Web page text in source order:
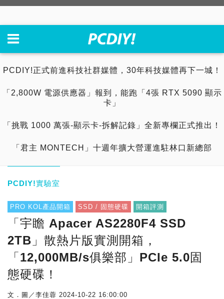
PCDIY!正式前進科技社群媒體，30年科技媒體再下一城！
「2,800W 電源供應器」報到，能跑「4張 RTX 5090 顯示
卡」
「挑戰 1000 萬張-顯示卡-拆解記錄」全新專欄正式推出！
「君主 MONTECH」十週年擴大營運進駐林口新總部
PCDIY!實驗室
PRO KOL產品開箱 SSD / 固態硬碟 開箱評測
「宇瞻 Apacer AS2280F4 SSD
2TB」散熱片版實測開箱，
「12,000MB/s俱樂部」PCIe 5.0固
態硬碟！
文．圖／李佳蓉 2024-10-22 16:00:00